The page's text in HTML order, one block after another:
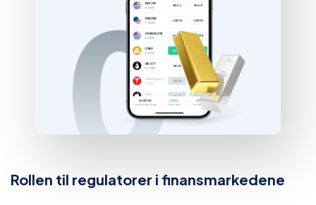
Rollen til regulatorer i finansmarkedene